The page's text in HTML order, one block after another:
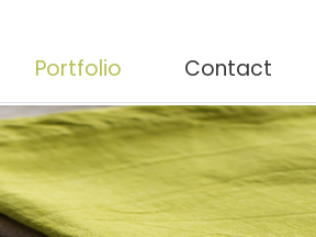
Portfolio Contact